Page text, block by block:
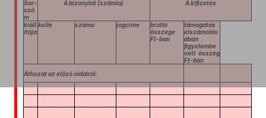
Sor-
szá
m
A bizonylat (számla) A kifizetés
kiáll
ítója
kelte száma jogcíme
bruttó
összege
Ft-ban
támogatás
elszámolás
ában
figyelembe
vett összeg
Ft-ban
Áthozat az előző oldalról: